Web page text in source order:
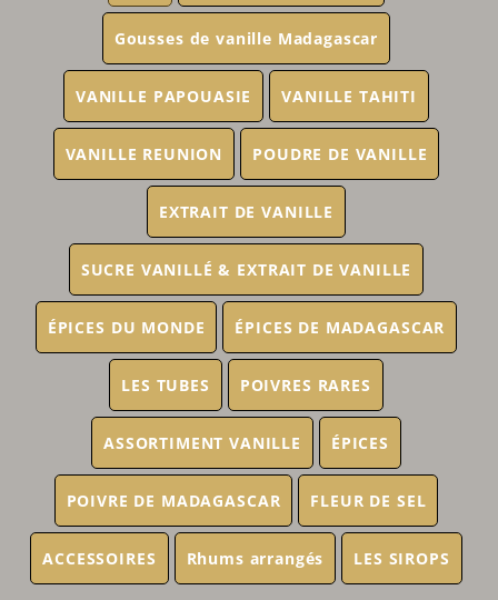
Gousses de vanille Madagascar
VANILLE PAPOUASIE VANILLE TAHITI
VANILLE REUNION POUDRE DE VANILLE
EXTRAIT DE VANILLE
SUCRE VANILLÉ & EXTRAIT DE VANILLE
ÉPICES DU MONDE ÉPICES DE MADAGASCAR
LES TUBES POIVRES RARES
ASSORTIMENT VANILLE ÉPICES
POIVRE DE MADAGASCAR FLEUR DE SEL
ACCESSOIRES Rhums arrangés LES SIROPS